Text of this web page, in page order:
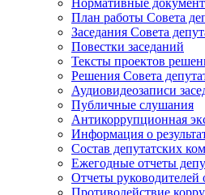
План работы Совета
Заседания Cовета
Повестки заседаний
Тексты проектов
Решения Совета
Аудиовидеозаписи
Публичные слушания
Антикоррупционная
Информация о
Состав депутатских
Ежегодные отчеты
Отчеты
Противодействие